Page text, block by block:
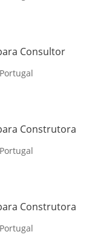
Consultor
Construtora
Construtora